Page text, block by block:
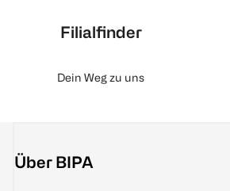
Filialfinder
Dein Weg zu uns
Über BIPA